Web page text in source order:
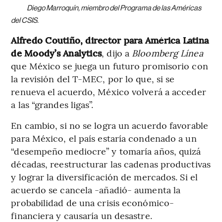
Diego Marroquín, miembro del Programa de las Américas
del CSIS.
Alfredo Coutiño, director para América Latina
de Moody’s Analytics, dijo a Bloomberg Línea
que México se juega un futuro promisorio con
la revisión del T-MEC, por lo que, si se
renueva el acuerdo, México volverá a acceder
a las “grandes ligas”.
En cambio, si no se logra un acuerdo favorable
para México, el país estaría condenado a un
“desempeño mediocre” y tomaría años, quizá
décadas, reestructurar las cadenas productivas
y lograr la diversificación de mercados. Si el
acuerdo se cancela -añadió- aumenta la
probabilidad de una crisis económico-
financiera y causaría un desastre.